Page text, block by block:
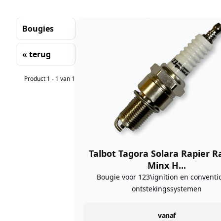
Bougies
« terug
Sorteren
Product 1 - 1 van 1
Talbot Tagora Solara Rapier
Minx H...
Bougie voor 123\ignition en
ontstekingssystemen
vanaf
instock